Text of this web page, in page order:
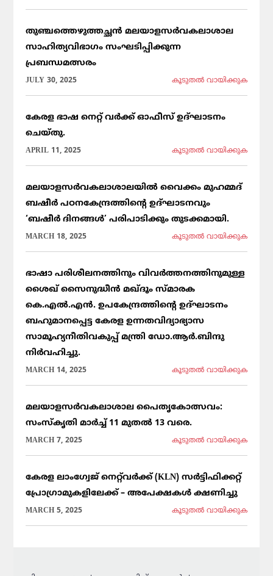
തുഞ്ചത്തെഴുത്തച്ഛൻ മലയാളസർവകലാശാല
സാഹിത്യവിഭാഗം സംഘടിപ്പിക്കുന്ന
പ്രബന്ധമത്സരം
JULY 30, 2025 കൂടുതല്‍ വായിക്കുക
കേരള ഭാഷ നെറ്റ് വർക്ക് ഓഫീസ് ഉദ്ഘാടനം
ചെയ്തു.
APRIL 11, 2025 കൂടുതല്‍ വായിക്കുക
മലയാളസർവകലാശാലയിൽ വൈക്കം മുഹമ്മദ്
ബഷീർ പഠനകേന്ദ്രത്തിന്റെ ഉദ്ഘാടനവും
‘ബഷീർ ദിനങ്ങൾ’ പരിപാടിക്കും തുടക്കമായി.
MARCH 18, 2025 കൂടുതല്‍ വായിക്കുക
ഭാഷാ പരിശീലനത്തിനും വിവർത്തനത്തിനുമുള്ള
ശൈഖ് സൈനുദ്ധീൻ മഖ്ദൂം സ്മാരക
കെ.എൽ.എൻ. ഉപകേന്ദ്രത്തിന്റെ ഉദ്ഘാടനം
ബഹുമാനപ്പെട്ട കേരള ഉന്നതവിദ്യാഭ്യാസ
സാമൂഹ്യനീതിവകുപ്പ് മന്ത്രി ഡോ.ആർ.ബിന്ദു
നിർവഹിച്ചു.
MARCH 14, 2025 കൂടുതല്‍ വായിക്കുക
മലയാളസർവകലാശാല പൈതൃകോത്സവം:
സംസ്കൃതി മാർച്ച് 11 മുതൽ 13 വരെ.
MARCH 7, 2025 കൂടുതല്‍ വായിക്കുക
കേരള ലാംഗ്വേജ് നെറ്റ്‌വർക്ക് (KLN) സർട്ടിഫിക്കറ്റ്
പ്രോഗ്രാമുകളിലേക്ക് – അപേക്ഷകൾ ക്ഷണിച്ചു
MARCH 5, 2025 കൂടുതല്‍ വായിക്കുക